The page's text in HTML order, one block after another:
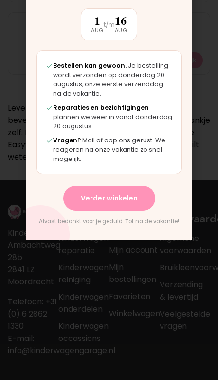
Wiel Easyboard
Op voorraad
Leverbare onderdelen: voorvorken,
bevestigingsmateriaal, wieltjes en het meerijdplankje
zelf. Het Easyboard is compatibel met meerdere
Easywalker-modellen.Neem contact opals je wilt
weten of het Easyboard op jouw model past.
Kinderwagengarage
Ambachtweg
28b
2841 LZ
Moordrecht
Telefoon: +31
(0) 6 2862
1330
E-mail:
info@kinderwagengarage.nl
Over
Kinderwagen
reparatie
Kinderwagen
reiniging
Kinderwagen
onderdelen
Kinderwagen
occassions
Mijn
Mijn account
Mijn
bestellingen
Favorieten
Winkelwagen
Algemene
voorwaarden
Verzending
& levertijd
Veelgestelde
vragen
1
AUG
t/m16
AUG
Bestellen kan gewoon. Je bestelling
wordt verzonden op donderdag 20
augustus, onze eerste verzenddag
na de vakantie.
Reparaties en bezichtigingen
plannen we weer in vanaf donderdag
20 augustus.
Vragen?Mail of app ons gerust. We
reageren na onze vakantie zo snel
mogelijk.
Verder winkelen
Alvast bedankt voor je geduld. Tot na de vakantie!